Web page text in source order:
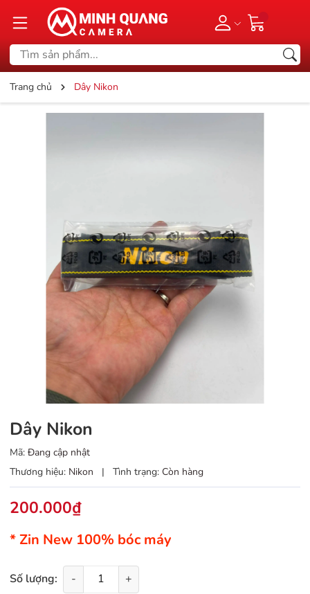
Trang chủ Dây Nikon
Dây Nikon
Mã: Đang cập nhật
Thương hiệu: Nikon | Tình trạng: Còn hàng
200.000₫
* Zin New 100% bóc máy
Số lượng: - +